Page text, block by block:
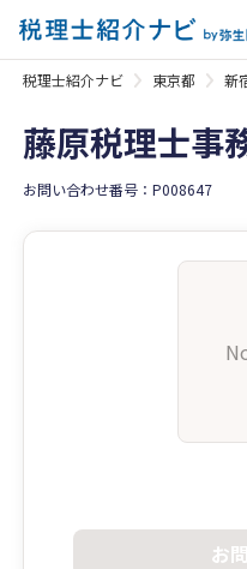
税理士紹介ナビ 東京都 新
藤原税理士事
お問い合わせ番号：P008647
お